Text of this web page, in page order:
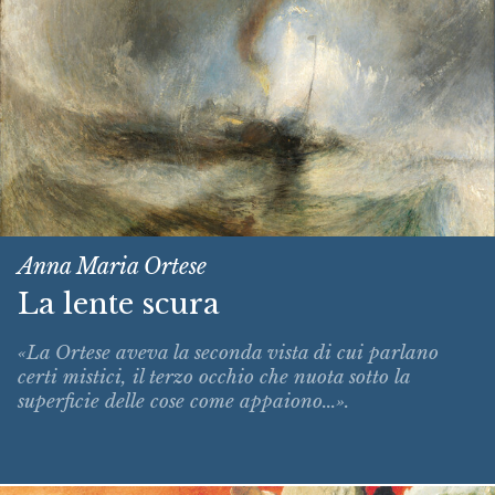
Anna Maria Ortese
La lente scura
«La Ortese aveva la seconda vista di cui parlano
certi mistici, il terzo occhio che nuota sotto la
superficie delle cose come appaiono...».